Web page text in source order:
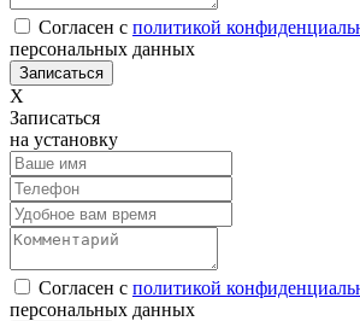
Согласен с политикой
персональных данных
Х
Записаться
на установку
Согласен с политикой
персональных данных